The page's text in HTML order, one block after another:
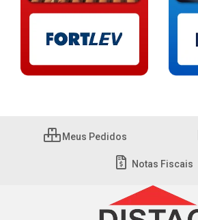
Meus Pedidos
Notas Fiscais